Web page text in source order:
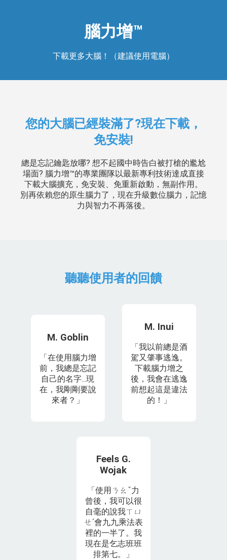
腦力增™
下載更多大腦！（建議使用電腦）
您的大腦已經裝滿了?現在下載，
免安裝!
總是忘記鑰匙放哪? 想不起國中時告白被打槍的尷尬
場面? 腦力增™的專業團隊以最新專利技術達成直接
下載大腦擴充，免安裝、免重新啟動，無副作用。
別再依賴您的原生腦力了，現在升級數位腦力，記憶
力與智力不再落後。
聽聽使用者的回饋
M. Goblin
「在使用腦力增
前，我總是忘記
自己的名字...現
在，我剛剛要說
來者？」
M. Inui
「我以前總是酒
駕又肇事逃逸。
下載腦力增之
後，我會在逃逸
前想起這是違法
的！」
Feels G.
Wojak
「使用ㄋㄠˇ力
曾後，我可以很
自毫的說我ㄒㄩ
ㄝˊ會九九乘法表
裡的一半了。我
現在是乞志班班
排第七。」